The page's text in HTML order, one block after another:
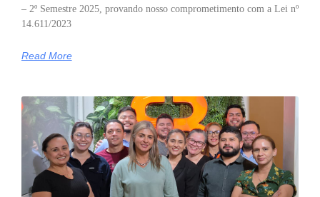
– 2º Semestre 2025, provando nosso comprometimento com a Lei nº
14.611/2023
Read More